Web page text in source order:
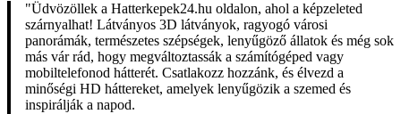
"Üdvözöllek a Hatterkepek24.hu oldalon, ahol a képzeleted
szárnyalhat! Látványos 3D látványok, ragyogó városi
panorámák, természetes szépségek, lenyűgöző állatok és még sok
más vár rád, hogy megváltoztassák a számítógéped vagy
mobiltelefonod hátterét. Csatlakozz hozzánk, és élvezd a
minőségi HD háttereket, amelyek lenyűgözik a szemed és
inspirálják a napod.